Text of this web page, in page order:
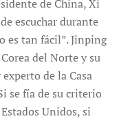
de China, Xi
escuchar durante
es tan fácil”. Jinping
del Norte y su
de la Casa
se fía de su criterio
Unidos, si